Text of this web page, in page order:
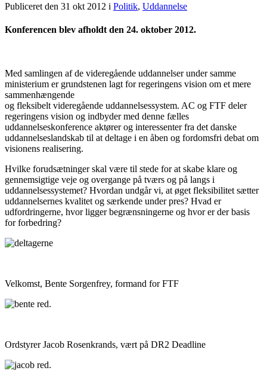
Publiceret den 31 okt 2012 i Politik, Uddannelse
Konferencen blev afholdt den 24. oktober 2012.
Med samlingen af de videregående uddannelser under samme
ministerium er grundstenen lagt for regeringens vision om et mere
sammenhængende
og fleksibelt videregående uddannelsessystem. AC og FTF deler
regeringens vision og indbyder med denne fælles
uddannelseskonference aktører og interessenter fra det danske
uddannelseslandskab til at deltage i en åben og fordomsfri debat om
visionens realisering.
Hvilke forudsætninger skal være til stede for at skabe klare og
gennemsigtige veje og overgange på tværs og på langs i
uddannelsessystemet? Hvordan undgår vi, at øget fleksibilitet sætter
uddannelsernes kvalitet og særkende under pres? Hvad er
udfordringerne, hvor ligger begrænsningerne og hvor er der basis
for forbedring?
Velkomst, Bente Sorgenfrey, formand for FTF
Ordstyrer Jacob Rosenkrands, vært på DR2 Deadline